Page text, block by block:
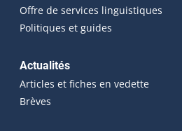
Offre de services linguistiques
Politiques et guides
Actualités
Articles et fiches en vedette
Brèves